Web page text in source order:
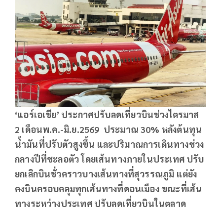
‘แอร์เอเชีย’ ประกาศปรับลดเที่ยวบินช่วงไตรมาส
2 เดือนพ.ค.-มิ.ย.2569 ประมาณ 30% หลังต้นทุน
น้ำมันที่ปรับตัวสูงขึ้น และปริมาณการเดินทางช่วง
กลางปีที่ชะลอตัว โดยเส้นทางภายในประเทศ ปรับ
ยกเลิกบินชั่วคราวบางเส้นทางที่สุวรรณภูมิ แต่ยัง
คงบินครอบคลุมทุกเส้นทางที่ดอนเมือง ขณะที่เส้น
ทางระหว่างประเทศ ปรับลดเที่ยวบินในตลาด